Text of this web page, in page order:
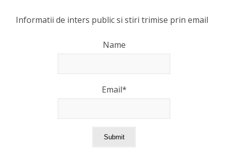
Informatii de inters public si stiri trimise prin email
Name
Email*